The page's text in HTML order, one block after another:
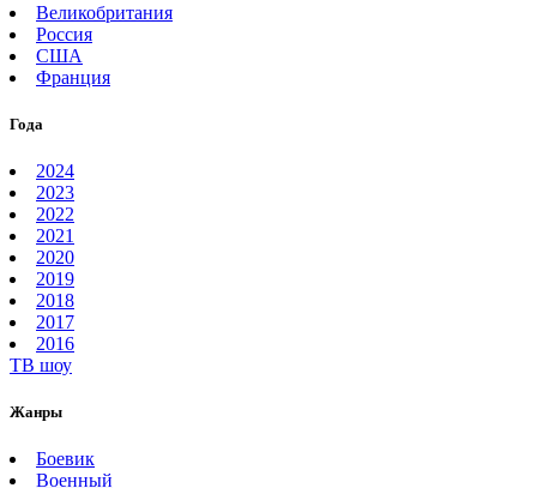
Великобритания
Россия
США
Франция
Года
2024
2023
2022
2021
2020
2019
2018
2017
2016
ТВ шоу
Жанры
Боевик
Военный